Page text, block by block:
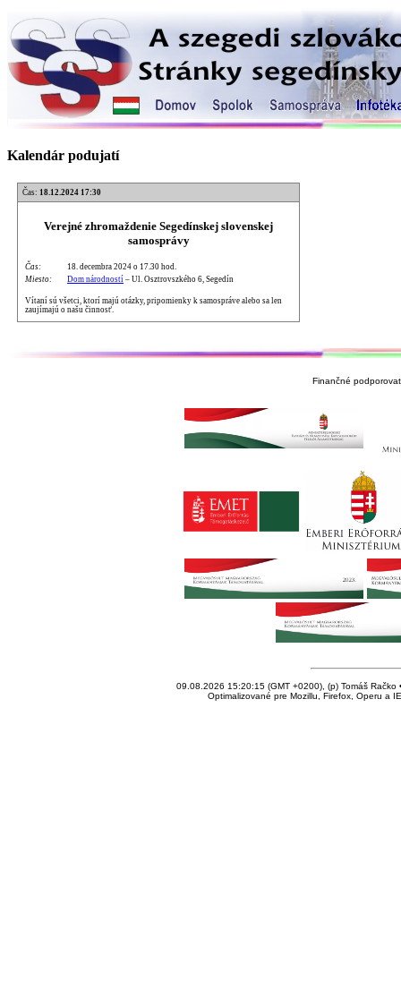
Kalendár podujatí
Čas: 18.12.2024 17:30
Verejné zhromaždenie Segedínskej slovenskej
samosprávy
Čas:
18. decembra 2024 o 17.30 hod.
Miesto:
Dom národností – Ul. Osztrovszkého 6, Segedín
Vítaní sú všetci, ktorí majú otázky, pripomienky k samospráve alebo sa len
zaujímajú o našu činnosť.
Finančné
09.08.2026 15:20:15 (GMT +0200), (p) Tomáš Račko
Optimalizované pre Mozillu, Firefox, Operu a